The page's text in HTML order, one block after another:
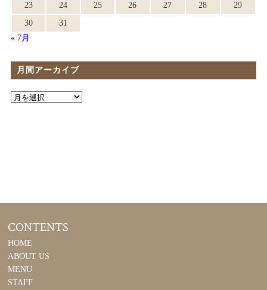
23
24 25 26 27 28
29
30
31
« 7月
月間アーカイブ
CONTENTS
HOME
ABOUT US
MENU
STAFF